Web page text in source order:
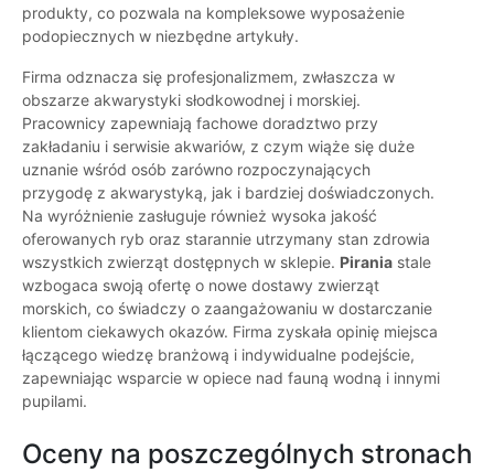
produkty, co pozwala na kompleksowe wyposażenie
podopiecznych w niezbędne artykuły.
Firma odznacza się profesjonalizmem, zwłaszcza w
obszarze akwarystyki słodkowodnej i morskiej.
Pracownicy zapewniają fachowe doradztwo przy
zakładaniu i serwisie akwariów, z czym wiąże się duże
uznanie wśród osób zarówno rozpoczynających
przygodę z akwarystyką, jak i bardziej doświadczonych.
Na wyróżnienie zasługuje również wysoka jakość
oferowanych ryb oraz starannie utrzymany stan zdrowia
wszystkich zwierząt dostępnych w sklepie. Pirania stale
wzbogaca swoją ofertę o nowe dostawy zwierząt
morskich, co świadczy o zaangażowaniu w dostarczanie
klientom ciekawych okazów. Firma zyskała opinię miejsca
łączącego wiedzę branżową i indywidualne podejście,
zapewniając wsparcie w opiece nad fauną wodną i innymi
pupilami.
Oceny na poszczególnych stronach